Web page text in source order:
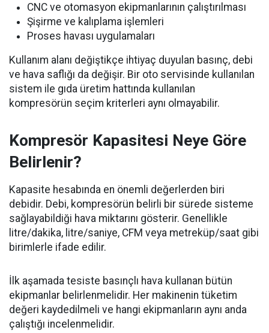
CNC ve otomasyon ekipmanlarının çalıştırılması
Şişirme ve kalıplama işlemleri
Proses havası uygulamaları
Kullanım alanı değiştikçe ihtiyaç duyulan basınç, debi
ve hava saflığı da değişir. Bir oto servisinde kullanılan
sistem ile gıda üretim hattında kullanılan
kompresörün seçim kriterleri aynı olmayabilir.
Kompresör Kapasitesi Neye Göre
Belirlenir?
Kapasite hesabında en önemli değerlerden biri
debidir. Debi, kompresörün belirli bir sürede sisteme
sağlayabildiği hava miktarını gösterir. Genellikle
litre/dakika, litre/saniye, CFM veya metreküp/saat gibi
birimlerle ifade edilir.
İlk aşamada tesiste basınçlı hava kullanan bütün
ekipmanlar belirlenmelidir. Her makinenin tüketim
değeri kaydedilmeli ve hangi ekipmanların aynı anda
çalıştığı incelenmelidir.